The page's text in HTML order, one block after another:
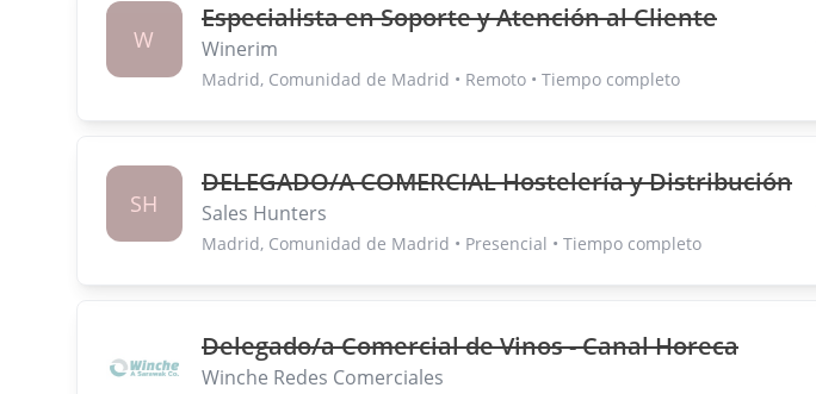
W
Especialista en Soporte y Atención al Cliente
Winerim
Madrid, Comunidad de Madrid • Remoto • Tiempo completo
SH
DELEGADO/A COMERCIAL Hostelería y Distribución
Sales Hunters
Madrid, Comunidad de Madrid • Presencial • Tiempo completo
Delegado/a Comercial de Vinos - Canal Horeca
Winche Redes Comerciales